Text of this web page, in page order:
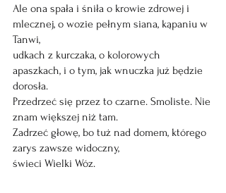
Ale ona spała i śniła o krowie zdrowej i
mlecznej, o wozie pełnym siana, kąpaniu w
Tanwi,
udkach z kurczaka, o kolorowych
apaszkach, i o tym, jak wnuczka już będzie
dorosła.
Przedrzeć się przez to czarne. Smoliste. Nie
znam większej niż tam.
Zadrzeć głowę, bo tuż nad domem, którego
zarys zawsze widoczny,
świeci Wielki Wóz.